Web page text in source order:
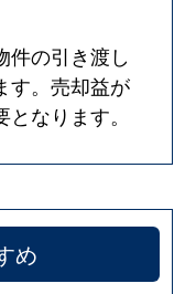
件の引き渡し
す。売却益が
なります。
め